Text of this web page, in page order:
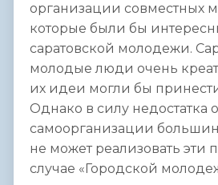
организации совместных
которые были бы
саратовской молодежи.
молодые люди очень
их идеи могли бы
Однако в силу недостатка
самоорганизации
не может реализовать эти
случае «Городской